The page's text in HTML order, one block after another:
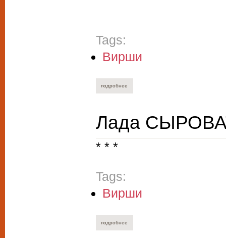
Tags:
Вирши
подробнее
Лада
* * *
Tags:
Вирши
подробнее